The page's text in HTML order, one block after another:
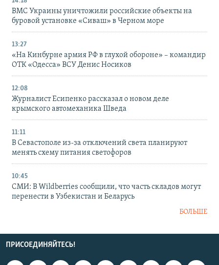
ВМС Украины уничтожили российские объекты на
буровой установке «Сиваш» в Черном море
13:27
«На Кинбурне армия РФ в глухой обороне» – командир
ОТК «Одесса» ВСУ Денис Носиков
12:08
Журналист Есипенко рассказал о новом деле
крымского автомеханика Шведа
11:11
В Севастополе из-за отключений света планируют
менять схему питания светофоров
10:45
СМИ: В Wildberries сообщили, что часть складов могут
перенести в Узбекистан и Беларусь
БОЛЬШЕ
ПРИСОЕДИНЯЙТЕСЬ!